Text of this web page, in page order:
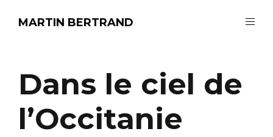
MARTIN BERTRAND
Dans le ciel de
l’Occitanie